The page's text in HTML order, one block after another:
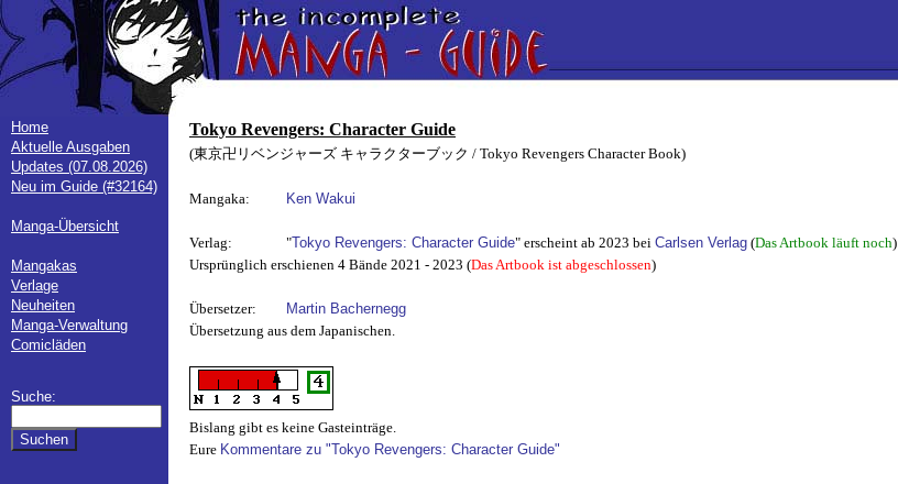
Home
Aktuelle Ausgaben
Updates (07.08.2026)
Neu im Guide (#32164)
Manga-Übersicht
Mangakas
Verlage
Neuheiten
Manga-Verwaltung
Comicläden
Suche:
Tokyo Revengers: Character Guide
(東京卍リベンジャーズ キャラクターブック / Tokyo Revengers Character Book)
Mangaka: Ken Wakui
Verlag: "Tokyo Revengers: Character Guide" erscheint ab 2023 bei Carlsen Verlag (Das Artbook läuft noch)
Ursprünglich erschienen 4 Bände 2021 - 2023 (Das Artbook ist abgeschlossen)
Übersetzer:
Martin Bachernegg
Übersetzung aus dem Japanischen.
Bislang gibt es keine Gasteinträge.
Eure Kommentare zu "Tokyo Revengers: Character Guide"